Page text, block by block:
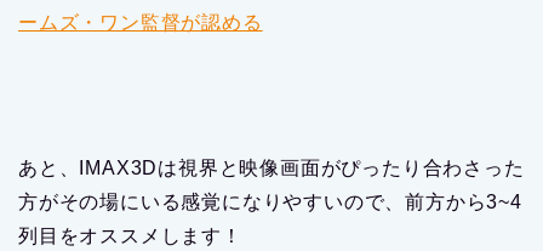
ームズ・ワン監督が認める
あと、IMAX3Dは視界と映像画面がぴったり合わさった
方がその場にいる感覚になりやすいので、前方から3~4
列目をオススメします！